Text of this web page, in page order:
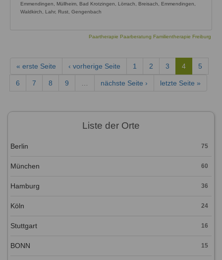
Emmendingen, Müllheim, Bad Krotzingen, Lörrach, Breisach, Emmendingen,
Waldkirch, Lahr, Rust, Gengenbach
Paartherapie Paarberatung Familientherapie Freiburg
« erste Seite ‹ vorherige Seite 1 2 3 4 5
6 7 8 9 nächste Seite › letzte Seite »
Liste der Orte
Berlin 75
München 60
Hamburg 36
Köln 24
Stuttgart 16
BONN 15